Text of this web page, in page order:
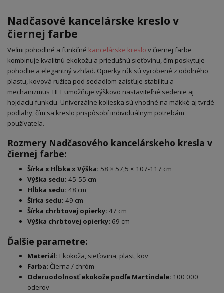
Nadčasové kancelárske kreslo v
čiernej farbe
Veľmi pohodlné a funkčné kancelárske kreslo v čiernej farbe
kombinuje kvalitnú ekokožu a priedušnú sieťovinu, čím poskytuje
pohodlie a elegantný vzhľad. Opierky rúk sú vyrobené z odolného
plastu, kovová ružica pod sedadlom zaisťuje stabilitu a
mechanizmus TILT umožňuje výškovo nastaviteľné sedenie aj
hojdaciu funkciu. Univerzálne kolieska sú vhodné na mäkké aj tvrdé
podlahy, čím sa kreslo prispôsobí individuálnym potrebám
používateľa.
Rozmery Nadčasového kancelárskeho kresla v
čiernej farbe:
Šírka x Hĺbka x Výška: 58 × 57,5 × 107-117 cm
Výška sedu: 45-55 cm
Hĺbka sedu: 48 cm
Šírka sedu: 49 cm
Šírka chrbtovej opierky: 47 cm
Výška chrbtovej opierky: 69 cm
Ďalšie parametre:
Materiál: Ekokoža, sieťovina, plast, kov
Farba: Čierna / chróm
Oderuodolnosť ekokože podľa Martindale: 100 000
oderov